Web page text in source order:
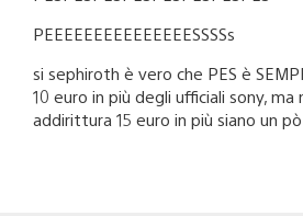
PEEEEEEEEEEEEEEESSSSs
si sephiroth è vero che PES è
10 euro in più degli ufficiali sony, ma
addirittura 15 euro in più siano un